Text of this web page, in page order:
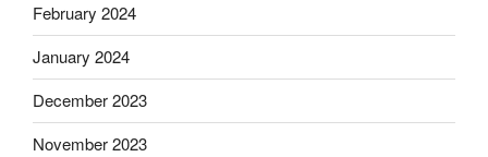
February 2024
January 2024
December 2023
November 2023